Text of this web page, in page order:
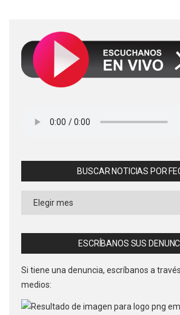
BUSCAR NOTICIAS POR
Buscar
ESCRÍBANOS SUS
Si tiene una denuncia, escríbanos a
medios: